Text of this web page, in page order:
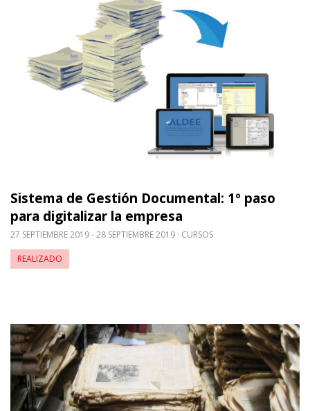
Sistema de Gestión Documental: 1º paso
para digitalizar la empresa
27 SEPTIEMBRE 2019 - 28 SEPTIEMBRE 2019 CURSOS
REALIZADO
Leer m�s sobre Evaluación de necesidades de